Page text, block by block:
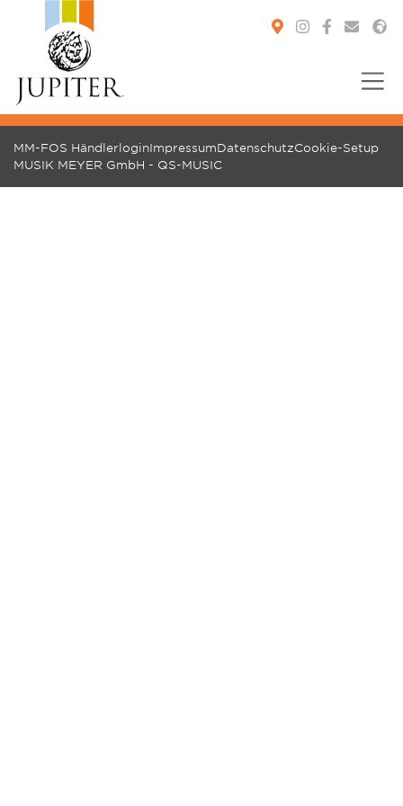
MM-FOS HändlerloginImpressumDatenschutzCookie-Setup
MUSIK MEYER GmbH - QS-MUSIC